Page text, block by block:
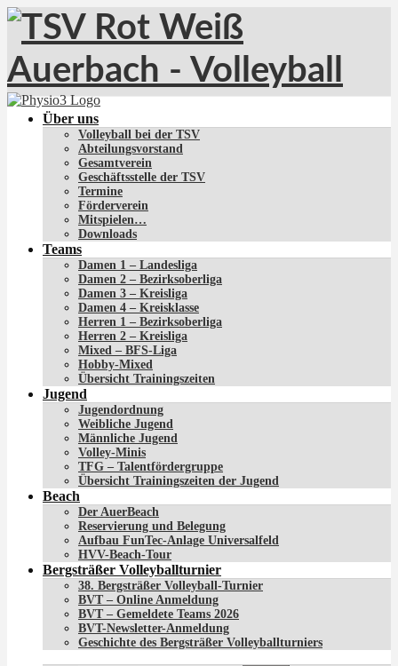
Über uns
Volleyball bei der TSV
Abteilungsvorstand
Gesamtverein
Geschäftsstelle der TSV
Termine
Förderverein
Mitspielen…
Downloads
Teams
Damen 1 – Landesliga
Damen 2 – Bezirksoberliga
Damen 3 – Kreisliga
Damen 4 – Kreisklasse
Herren 1 – Bezirksoberliga
Herren 2 – Kreisliga
Mixed – BFS-Liga
Hobby-Mixed
Übersicht Trainingszeiten
Jugend
Jugendordnung
Weibliche Jugend
Männliche Jugend
Volley-Minis
TFG – Talentfördergruppe
Übersicht Trainingszeiten der Jugend
Beach
Der AuerBeach
Reservierung und Belegung
Aufbau FunTec-Anlage Universalfeld
HVV-Beach-Tour
Bergsträßer Volleyballturnier
38. Bergsträßer Volleyball-Turnier
BVT – Online Anmeldung
BVT – Gemeldete Teams 2026
BVT-Newsletter-Anmeldung
Geschichte des Bergsträßer Volleyballturniers